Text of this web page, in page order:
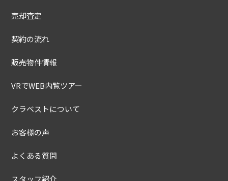
売却査定
契約の流れ
販売物件情報
VRでWEB内覧ツアー
クラベストについて
お客様の声
よくある質問
スタッフ紹介